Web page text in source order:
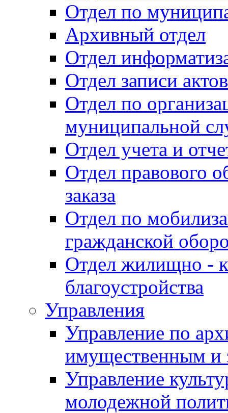
Отдел по
Архивный отдел
Отдел
Отдел записи
Отдел по
муниципальной
Отдел учета и
Отдел правового
заказа
Отдел по
гражданской
Отдел жилищно -
благоустройства
Управления
Управление по
имущественным и
Управление
молодежной